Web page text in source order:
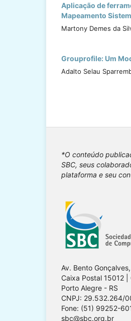
Aplicação de
Mapeamento
Martony Demes da
Grouprofile: Um
Adalto Selau
*O conteúdo
SBC, seus
plataforma e seu
Av. Bento
Caixa Postal 15012
Porto Alegre - RS
CNPJ: 29.532.264/
Fone: (51) 99252-
sbc@sbc.org.br